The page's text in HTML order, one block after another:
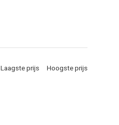
Laagste prijs Hoogste prijs